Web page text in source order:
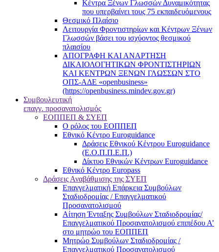
Kέντρα Ξένων Γλωσσών Δυναμικότητας
που υπερβαίνει τους 75 εκπαιδευόμενους
Θεσμικό Πλαίσιο
Λειτουργία Φροντιστηρίων και Κέντρων Ξένων
Γλωσσών βάσει του ισχύοντος θεσμικού
πλαισίου
ΑΠΟΓΡΑΦΗ ΚΑΙ ΑΝΑΡΤΗΣΗ
ΔΙΚΑΙΟΛΟΓΗΤΙΚΩΝ ΦΡΟΝΤΙΣΤΗΡΙΩΝ
ΚΑΙ ΚΕΝΤΡΩΝ ΞΕΝΩΝ ΓΛΩΣΣΩΝ ΣΤΟ
ΟΠΣ-ΑΔΕ «openbusiness»
(https://openbusiness.mindev.gov.gr)
Συμβουλευτική
επαγγ. προσανατολισμός
ΕΟΠΠΕΠ & ΣΥΕΠ
Ο ρόλος του ΕΟΠΠΕΠ
Εθνικό Κέντρο Euroguidance
Δράσεις Εθνικού Κέντρου Euroguidance
(Ε.Ο.Π.Π.Ε.Π.)
Δίκτυο Εθνικών Κέντρων Euroguidance
Εθνικό Κέντρο Europass
Δράσεις Αναβάθμισης της ΣΥΕΠ
Επαγγελματική Επάρκεια Συμβούλων
Σταδιοδρομίας / Επαγγελματικού
Προσανατολισμού
Αίτηση Ένταξης Συμβούλων Σταδιοδρομίας/
Επαγγελματικού Προσανατολισμού επιπέδου Α’
στο μητρώο του ΕΟΠΠΕΠ
Μητρώο Συμβούλων Σταδιοδρομίας /
Επαγγελματικού Προσανατολισμού